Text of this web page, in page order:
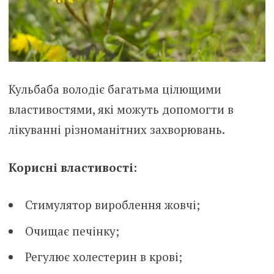
Кульбаба володіє багатьма цілющими
властивостями, які можуть допомогти в
лікуванні різноманітних захворювань.
Корисні властивості:
Стимулятор вироблення жовчі;
Очищає печінку;
Регулює холестерин в крові;